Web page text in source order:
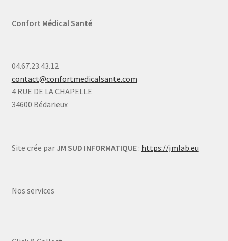
Confort Médical Santé
04.67.23.43.12
contact@confortmedicalsante.com
4 RUE DE LA CHAPELLE
34600 Bédarieux
Site crée par JM SUD INFORMATIQUE: https://jmlab.eu
Nos services